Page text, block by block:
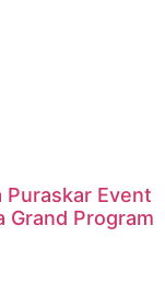
Puraskar Event
Grand Program